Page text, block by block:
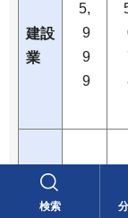
検索
建設
業
5,
9
9
9
製造